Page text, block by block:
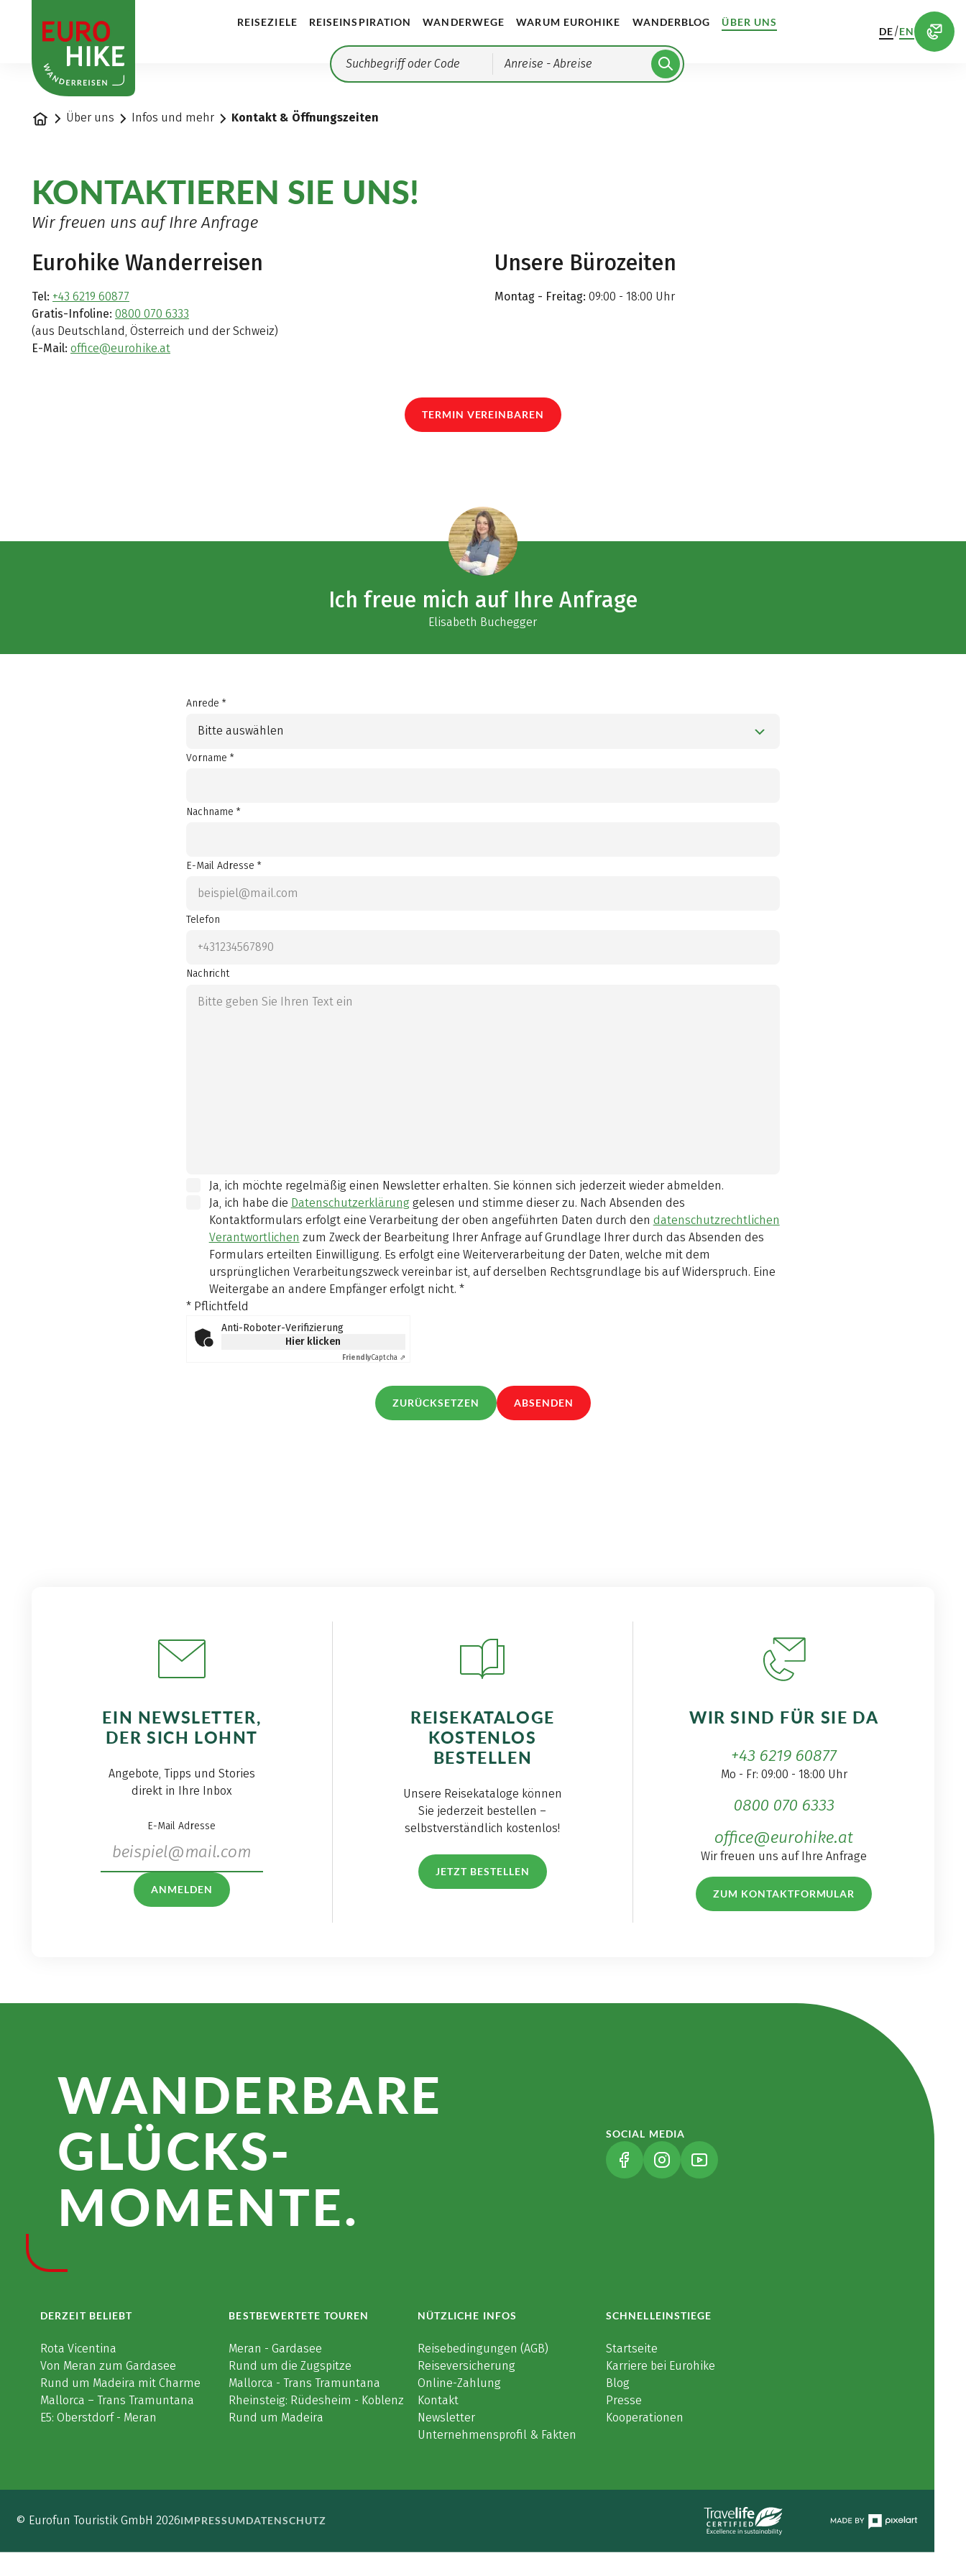
REISEZIELE REISEINSPIRATION WANDERWEGE WARUM EUROHIKE WANDERBLOG ÜBER UNS
Anreise - Abreise
DE/EN
StartseiteÜber uns Infos und mehr Kontakt & Öffnungszeiten
KONTAKTIEREN SIE UNS!
Wir freuen uns auf Ihre Anfrage
Eurohike Wanderreisen
Tel: +43 6219 60877
Gratis-Infoline: 0800 070 6333
(aus Deutschland, Österreich und der Schweiz)
E-Mail: office@eurohike.at
Unsere Bürozeiten
Montag - Freitag: 09:00 - 18:00 Uhr
TERMIN VEREINBAREN
Ich freue mich auf Ihre Anfrage
Elisabeth Buchegger
Anrede *
Bitte auswählen
Vorname *
Nachname *
E-Mail Adresse *
Telefon
Nachricht
Ja, ich möchte regelmäßig einen Newsletter erhalten. Sie können sich jederzeit wieder abmelden.
Ja, ich habe die Datenschutzerklärunggelesen und stimme dieser zu. Nach Absenden des
Kontaktformulars erfolgt eine Verarbeitung der oben angeführten Daten durch den datenschutzrechtlichen
Verantwortlichen zum Zweck der Bearbeitung Ihrer Anfrage auf Grundlage Ihrer durch das Absenden des
Formulars erteilten Einwilligung. Es erfolgt eine Weiterverarbeitung der Daten, welche mit dem
ursprünglichen Verarbeitungszweck vereinbar ist, auf derselben Rechtsgrundlage bis auf Widerspruch. Eine
Weitergabe an andere Empfänger erfolgt nicht. *
* Pflichtfeld
Anti-Roboter-Verifizierung
Hier klicken
FriendlyCaptcha ⇗
ZURÜCKSETZEN ABSENDEN
EIN NEWSLETTER,
DER SICH LOHNT
Angebote, Tipps und Stories
direkt in Ihre Inbox
E-Mail Adresse
ANMELDEN
REISEKATALOGE
KOSTENLOS
BESTELLEN
Unsere Reisekataloge können
Sie jederzeit bestellen –
selbstverständlich kostenlos!
JETZT BESTELLEN
WIR SIND FÜR SIE DA
+43 6219 60877
Mo - Fr: 09:00 - 18:00 Uhr
0800 070 6333
office@eurohike.at
Wir freuen uns auf Ihre Anfrage
ZUM KONTAKTFORMULAR
WANDER­BARE
GLÜCKS­
MOMENTE.
SOCIAL MEDIA
(LINK ÖFFNET IN NEUEM TAB)
(LINK ÖFFNET IN NEUEM TAB)
(LINK ÖFFNET IN NEUEM TAB)
DERZEIT BELIEBT
Rota Vicentina
Von Meran zum Gardasee
Rund um Madeira mit Charme
Mallorca – Trans Tramuntana
E5: Oberstdorf - Meran
BESTBEWERTETE TOUREN
Meran - Gardasee
Rund um die Zugspitze
Mallorca - Trans Tramuntana
Rheinsteig: Rüdesheim - Koblenz
Rund um Madeira
NÜTZLICHE INFOS
Reisebedingungen (AGB)
Reiseversicherung
Online-Zahlung
Kontakt
Newsletter
Unternehmensprofil & Fakten
SCHNELLEINSTIEGE
Startseite
Karriere bei Eurohike
Blog
Presse
Kooperationen
© Eurofun Touristik GmbH 2026IMPRESSUMDATENSCHUTZ